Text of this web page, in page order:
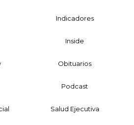
Indicadores
Inside
Obituarios
Podcast
Salud Ejecutiva